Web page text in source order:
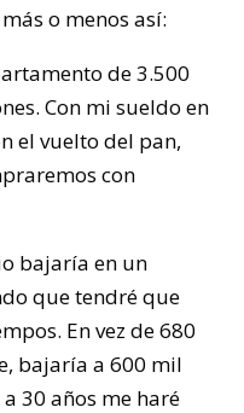
o menos así:
de 3.500
Con mi sueldo en
el vuelto del pan,
con
bajaría en un
que tendré que
En vez de 680
bajaría a 600 mil
30 años me haré